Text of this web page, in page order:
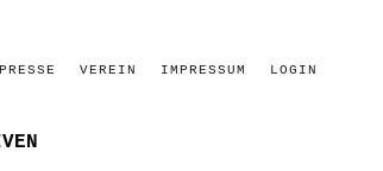
PRESSE VEREIN IMPRESSUM LOGIN